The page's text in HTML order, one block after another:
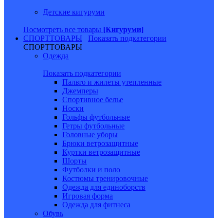
Детские кигуруми
Посмотреть все товары [Кигуруми]
СПОРТТОВАРЫ
Показать подкатегории
СПОРТТОВАРЫ
Одежда
Показать подкатегории
Пальто и жилеты утепленные
Джемперы
Спортивное белье
Носки
Гольфы футбольные
Гетры футбольные
Головные уборы
Брюки ветрозащитные
Куртки ветрозащитные
Шорты
Футболки и поло
Костюмы тренировочные
Одежда для единоборств
Игровая форма
Одежда для фитнеса
Обувь